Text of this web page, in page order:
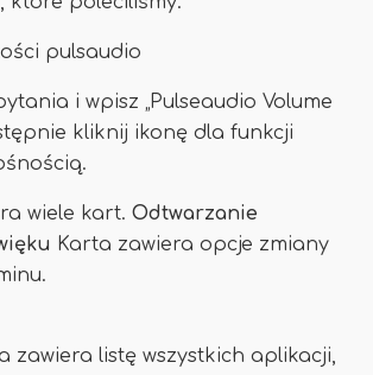
pulsaudio
i wpisz „Pulseaudio Volume
kliknij ikonę dla funkcji
wiele kart. Odtwarzanie
Karta zawiera opcje zmiany
zawiera listę wszystkich aplikacji,